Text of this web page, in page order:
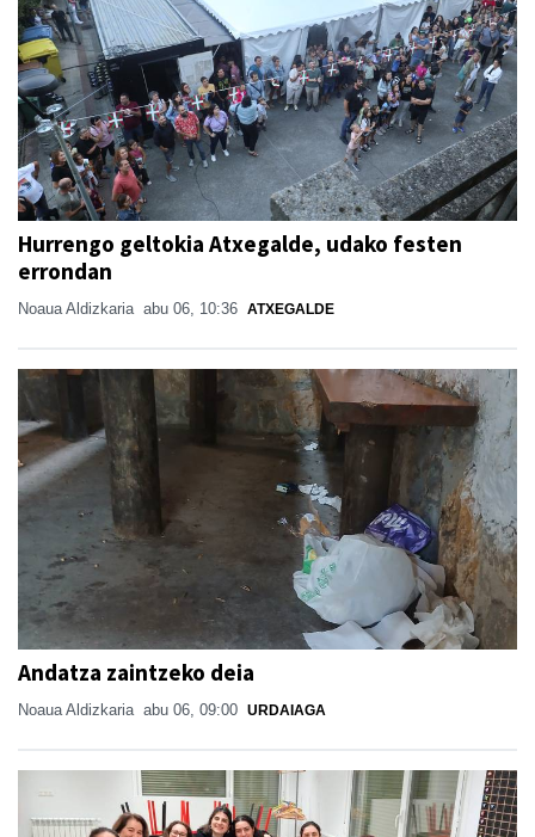
Hurrengo geltokia Atxegalde, udako festen
errondan
Noaua Aldizkaria abu 06, 10:36 ATXEGALDE
Andatza zaintzeko deia
Noaua Aldizkaria abu 06, 09:00 URDAIAGA